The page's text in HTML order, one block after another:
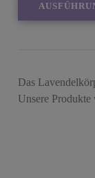
Das
Unsere